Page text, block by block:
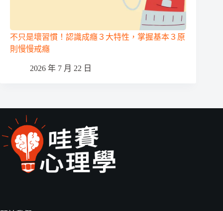
不只是壞習慣！認識成癮３大特性，掌握基本３原
則慢慢戒癮
2026 年 7 月 22 日